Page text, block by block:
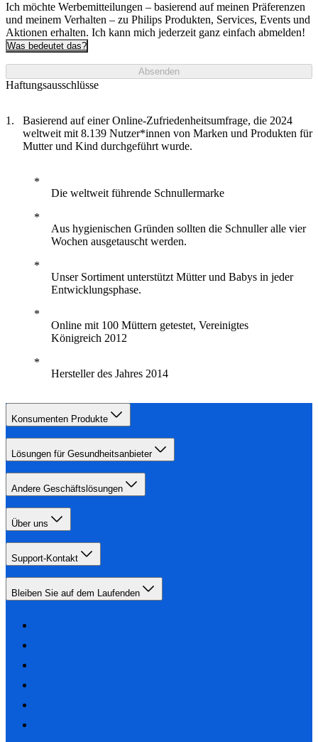
Ich möchte Werbemitteilungen – basierend auf meinen Präferenzen
und meinem Verhalten – zu Philips Produkten, Services, Events und
Aktionen erhalten. Ich kann mich jederzeit ganz einfach abmelden!
Was bedeutet das?
Absenden
Haftungsausschlüsse
Basierend auf einer Online-Zufriedenheitsumfrage, die 2024
weltweit mit 8.139 Nutzer*innen von Marken und Produkten für
Mutter und Kind durchgeführt wurde.
Die weltweit führende Schnullermarke
Aus hygienischen Gründen sollten die Schnuller alle vier
Wochen ausgetauscht werden.
Unser Sortiment unterstützt Mütter und Babys in jeder
Entwicklungsphase.
Online mit 100 Müttern getestet, Vereinigtes
Königreich 2012
Hersteller des Jahres 2014
Konsumenten Produkte
Lösungen für Gesundheitsanbieter
Andere Geschäftslösungen
Über uns
Support-Kontakt
Bleiben Sie auf dem Laufenden